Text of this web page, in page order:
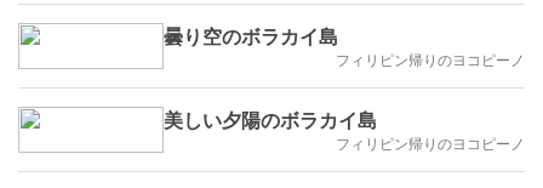
曇り空のボラカイ島
フィリピン帰りのヨコピーノ
美しい夕陽のボラカイ島
フィリピン帰りのヨコピーノ